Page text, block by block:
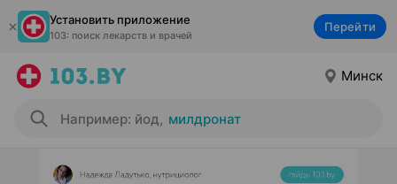
Установить приложение
103: поиск лекарств и врачей
Перейти
Минск
Например: йод, милдронат